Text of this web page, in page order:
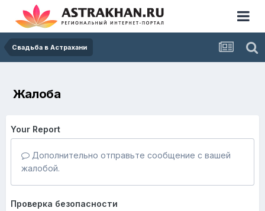
Свадьба в Астрахани
Жалоба
Your Report
Дополнительно отправьте сообщение с вашей
жалобой.
Проверка безопасности